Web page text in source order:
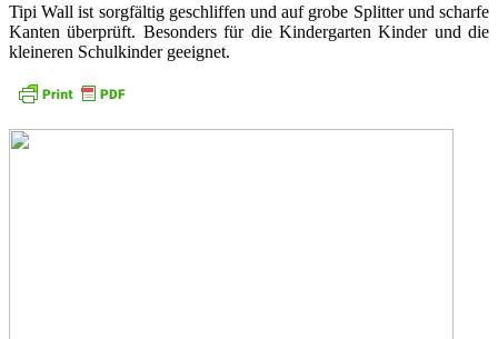
Tipi Wall ist sorgfältig geschliffen und auf grobe Splitter und scharfe
Kanten überprüft. Besonders für die Kindergarten Kinder und die
kleineren Schulkinder geeignet.